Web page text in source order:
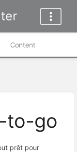
Content
to-go
prêt pour